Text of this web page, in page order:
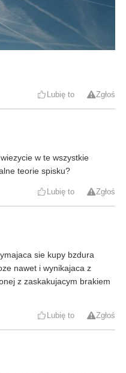
Lubię to Zgłoś
w te wszystkie
teorie spisku?
Lubię to Zgłoś
sie kupy bzdura
nawet i wynikajaca z
z zaskakujacym brakiem
Lubię to Zgłoś